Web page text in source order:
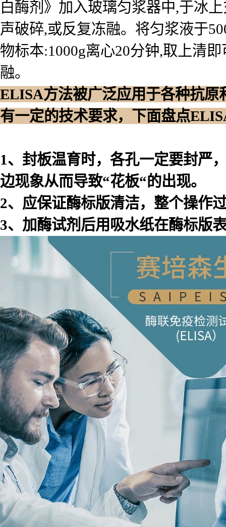
白酶剂》加入玻璃匀浆器中,于冰
声破碎,或反复冻融。将匀浆液于
物标本:1000g离心20分钟,取上清
融。
ELISA方法被广泛应用于各种抗
有一定的技术要求，下面盘点
1、封板温育时，各孔一定要封严
边现象从而导致“花板“的出现。
2、应保证酶标版清洁，整个操作
3、加酶试剂后用吸水纸在酶标版